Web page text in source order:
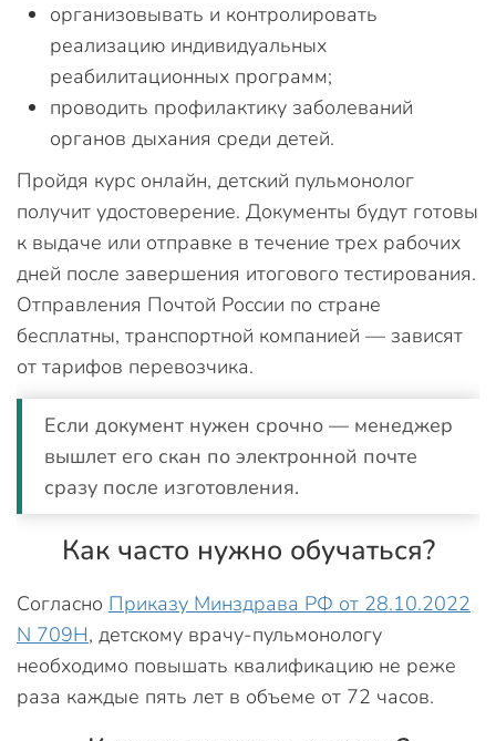
организовывать и контролировать
реализацию индивидуальных
реабилитационных программ;
проводить профилактику заболеваний
органов дыхания среди детей.
Пройдя курс онлайн, детский пульмонолог
получит удостоверение. Документы будут готовы
к выдаче или отправке в течение трех рабочих
дней после завершения итогового тестирования.
Отправления Почтой России по стране
бесплатны, транспортной компанией — зависят
от тарифов перевозчика.
Если документ нужен срочно — менеджер
вышлет его скан по электронной почте
сразу после изготовления.
Как часто нужно обучаться?
Согласно Приказу Минздрава РФ от 28.10.2022
N 709Н, детскому врачу-пульмонологу
необходимо повышать квалификацию не реже
раза каждые пять лет в объеме от 72 часов.